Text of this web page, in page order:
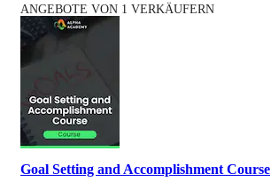
ANGEBOTE VON 1 VERKÄUFERN
Goal Setting and Accomplishment Course